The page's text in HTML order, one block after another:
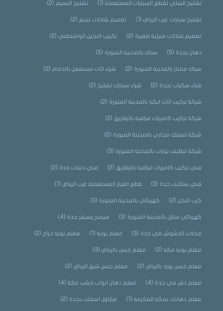
تشليح السلي لقطع السيارات المستعملة(1) تشليح النسيم(2)
تشليح سيارات غرب الرياض(1) تصميم شلالات بينبع (2)
تصميم شلالات منزلية صغيرة (2) تكريب النخيل الواشنطني(2)
دهان بجدة (5) سباك بالمدينة المنورة (5)
سباك ممتاز بالمدينة المنورة (2) شراء اثاث مستعمل بالدمام(2)
شراء سكراب بجدة (2) شراء سيارات تشليح (2)
شركة تركيب اثاث ايكيا بالمدينة المنورة (2)
شركة تركيب كاميرات مراقبة بالزقازيق (2)
شركة تسليك مجاري بالمدينة المنورة (2)
شركة تنظيف بيارات بالمدينة المنورة (3)
فني تركيب كاميرات مراقبة بالزقازيق (2) فني دشات جدة (2)
فني ستلايت جدة (3) قطع الغيار المستعملة غرب الرياض(1)
كرب النخل(2) كهربائي بالمدينة المنورة (3)
كهربائي منازل بالمدينة المنورة (3) مبرمج رسيفر جدة (4)
محلات الدشوش في جدة (3) معلم بويه(1) معلم بويه حراج (2)
معلم بويه مكه(2) معلم جبس بالرياض(3)
معلم جبس بورد بالرياض(2) معلم جبس شرق الرياض(2)
معلم دش في جدة (4) معلم دهان ابواب خشب مكة(4)
معلم دهانات بمكه المكرمه(1) مقاول اسفلت بجدة (2)